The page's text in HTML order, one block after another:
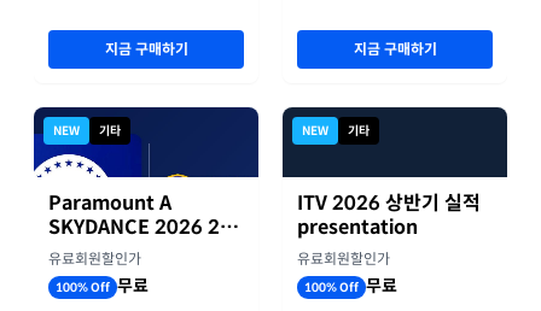
지금 구매하기
NEW 기타
Paramount A
SKYDANCE 2026 2분
기 실적
유료회원할인가
100% Off 무료
지금 구매하기
NEW 기타
ITV 2026 상반기 실적
presentation
유료회원할인가
100% Off 무료